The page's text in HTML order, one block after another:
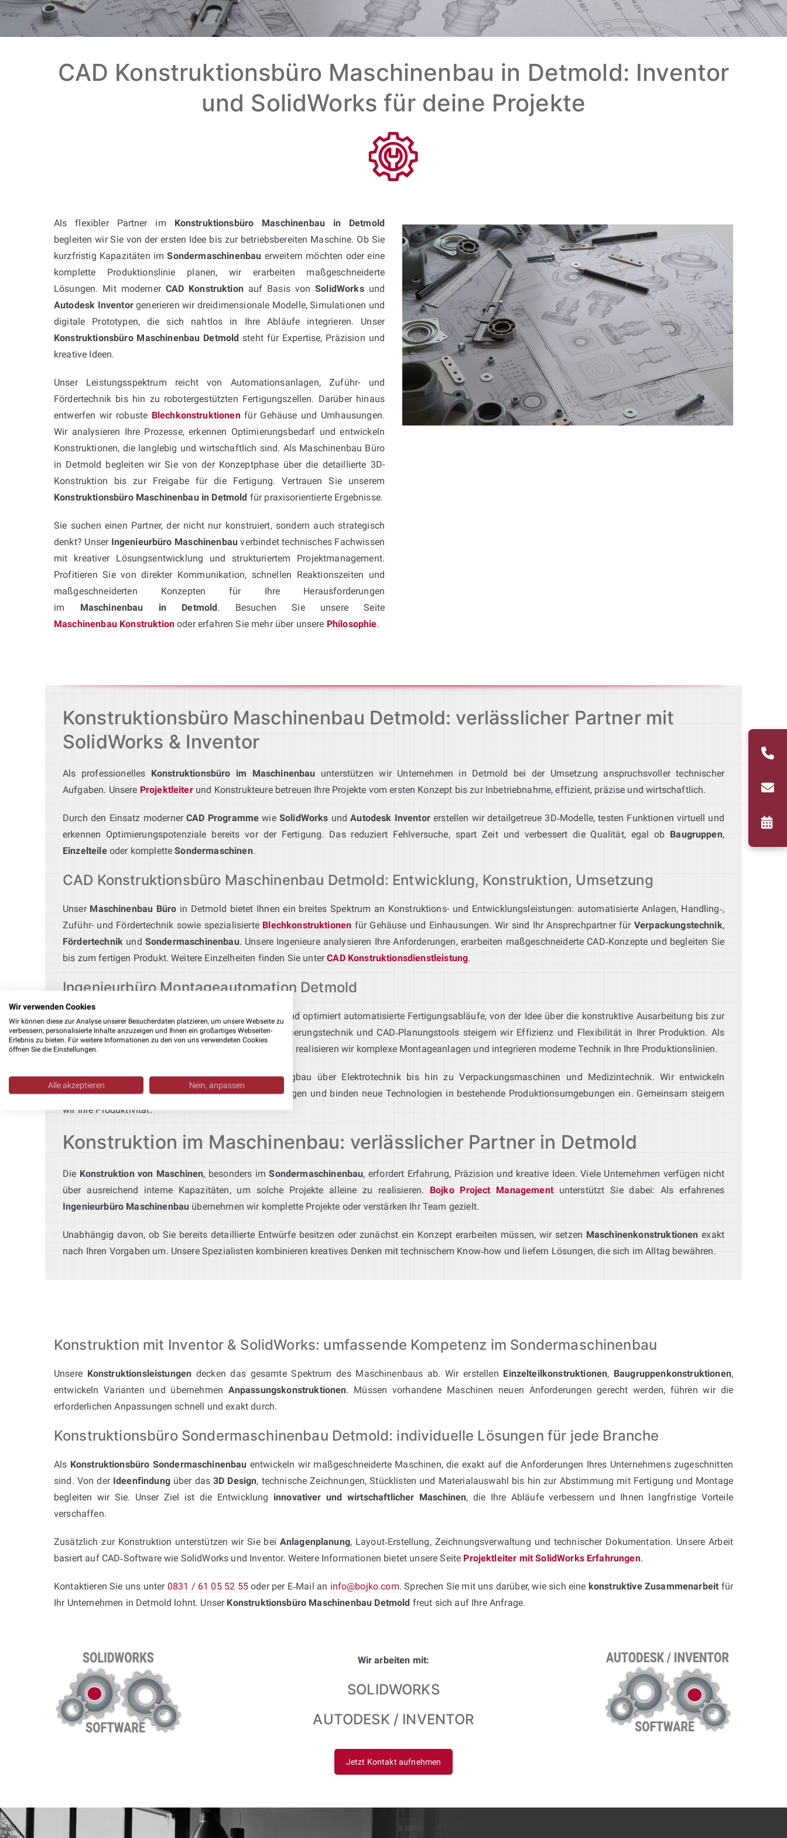
CAD Konstruktionsbüro Maschinenbau in Detmold: Inventor
und SolidWorks für deine Projekte
Als flexibler Partner im Konstruktionsbüro Maschinenbau in Detmold
begleiten wir Sie von der ersten Idee bis zur betriebsbereiten Maschine. Ob Sie
kurzfristig Kapazitäten imSondermaschinenbau erweitern möchten oder eine
komplette Produktionslinie planen, wir erarbeiten maßgeschneiderte
Lösungen. Mit moderner CAD Konstruktionauf Basis vonSolidWorksund
Autodesk Inventorgenerieren wir dreidimensionale Modelle, Simulationen und
digitale Prototypen, die sich nahtlos in Ihre Abläufe integrieren. Unser
Konstruktionsbüro Maschinenbau Detmold steht für Expertise, Präzision und
kreative Ideen.
Unser Leistungsspektrum reicht von Automationsanlagen, Zuführ- und
Fördertechnik bis hin zu robotergestützten Fertigungszellen. Darüber hinaus
entwerfen wir robuste Blechkonstruktionenfür Gehäuse und Umhausungen.
Wir analysieren Ihre Prozesse, erkennen Optimierungsbedarf und entwickeln
Konstruktionen, die langlebig und wirtschaftlich sind. Als Maschinenbau Büro
in Detmold begleiten wir Sie von der Konzeptphase über die detaillierte 3D-
Konstruktion bis zur Freigabe für die Fertigung. Vertrauen Sie unserem
Konstruktionsbüro Maschinenbau in Detmold für praxisorientierte Ergebnisse.
Sie suchen einen Partner, der nicht nur konstruiert, sondern auch strategisch
denkt? Unser Ingenieurbüro Maschinenbauverbindet technisches Fachwissen
mit kreativer Lösungsentwicklung und strukturiertem Projektmanagement.
Profitieren Sie von direkter Kommunikation, schnellen Reaktionszeiten und
maßgeschneiderten Konzepten für Ihre Herausforderungen
im Maschinenbau in Detmold. Besuchen Sie unsere Seite
Maschinenbau Konstruktion oder erfahren Sie mehr über unsere Philosophie.
Konstruktionsbüro Maschinenbau Detmold: verlässlicher Partner mit
SolidWorks & Inventor
Als professionelles Konstruktionsbüro im Maschinenbau unterstützen wir Unternehmen in Detmold bei der Umsetzung anspruchsvoller technischer
Aufgaben. Unsere Projektleiterund Konstrukteure betreuen Ihre Projekte vom ersten Konzept bis zur Inbetriebnahme, effizient, präzise und wirtschaftlich.
Durch den Einsatz modernerCAD Programme wie SolidWorks undAutodesk Inventorerstellen wir detailgetreue 3D‑Modelle, testen Funktionen virtuell und
erkennen Optimierungspotenziale bereits vor der Fertigung. Das reduziert Fehlversuche, spart Zeit und verbessert die Qualität, egal ob Baugruppen,
Einzelteileoder kompletteSondermaschinen.
CAD Konstruktionsbüro Maschinenbau Detmold: Entwicklung, Konstruktion, Umsetzung
Unser Maschinenbau Büro in Detmold bietet Ihnen ein breites Spektrum an Konstruktions- und Entwicklungsleistungen: automatisierte Anlagen, Handling‑,
Zuführ- und Fördertechnik sowie spezialisierte Blechkonstruktionen für Gehäuse und Einhausungen. Wir sind Ihr Ansprechpartner für Verpackungstechnik,
Fördertechnik und Sondermaschinenbau. Unsere Ingenieure analysieren Ihre Anforderungen, erarbeiten maßgeschneiderte CAD‑Konzepte und begleiten Sie
bis zum fertigen Produkt. Weitere Einzelheiten finden Sie unterCAD Konstruktionsdienstleistung.
Ingenieurbüro Montageautomation Detmold
Unser Ingenieurbüro für Montageautomation plant und optimiert automatisierte Fertigungsabläufe, von der Idee über die konstruktive Ausarbeitung bis zur
Integration in vorhandene Systeme. Mit Robotik, Steuerungstechnik und CAD‑Planungstools steigern wir Effizienz und Flexibilität in Ihrer Produktion. Als
erfahrenes
Konstruktionsbüro Maschinenbau Detmoldrealisieren wir komplexe Montageanlagen und integrieren moderne Technik in Ihre Produktionslinien.
Wir sind branchenübergreifend aktiv: vom Fahrzeugbau über Elektrotechnik bis hin zu Verpackungsmaschinen und Medizintechnik. Wir entwickeln
3D Konstruktionen, entwerfen Automatisierungslösungen und binden neue Technologien in bestehende Produktionsumgebungen ein. Gemeinsam steigern
wir Ihre Produktivität.
Konstruktion im Maschinenbau: verlässlicher Partner in Detmold
Die Konstruktion von Maschinen, besonders imSondermaschinenbau, erfordert Erfahrung, Präzision und kreative Ideen. Viele Unternehmen verfügen nicht
über ausreichend interne Kapazitäten, um solche Projekte alleine zu realisieren. Bojko Project Managementunterstützt Sie dabei: Als erfahrenes
Ingenieurbüro Maschinenbau übernehmen wir komplette Projekte oder verstärken Ihr Team gezielt.
Unabhängig davon, ob Sie bereits detaillierte Entwürfe besitzen oder zunächst ein Konzept erarbeiten müssen, wir setzen Maschinenkonstruktionen exakt
nach Ihren Vorgaben um. Unsere Spezialisten kombinieren kreatives Denken mit technischem Know‑how und liefern Lösungen, die sich im Alltag bewähren.
Konstruktion mit Inventor & SolidWorks: umfassende Kompetenz im Sondermaschinenbau
Unsere Konstruktionsleistungen decken das gesamte Spektrum des Maschinenbaus ab. Wir erstellen Einzelteilkonstruktionen, Baugruppenkonstruktionen,
entwickeln Varianten und übernehmen Anpassungskonstruktionen. Müssen vorhandene Maschinen neuen Anforderungen gerecht werden, führen wir die
erforderlichen Anpassungen schnell und exakt durch.
Konstruktionsbüro Sondermaschinenbau Detmold: individuelle Lösungen für jede Branche
Als Konstruktionsbüro Sondermaschinenbau entwickeln wir maßgeschneiderte Maschinen, die exakt auf die Anforderungen Ihres Unternehmens zugeschnitten
sind. Von der Ideenfindungüber das3D Design, technische Zeichnungen, Stücklisten und Materialauswahl bis hin zur Abstimmung mit Fertigung und Montage
begleiten wir Sie. Unser Ziel ist die Entwicklung innovativer und wirtschaftlicher Maschinen, die Ihre Abläufe verbessern und Ihnen langfristige Vorteile
verschaffen.
Zusätzlich zur Konstruktion unterstützen wir Sie bei Anlagenplanung, Layout‑Erstellung, Zeichnungsverwaltung und technischer Dokumentation. Unsere Arbeit
basiert auf CAD‑Software wie SolidWorks und Inventor. Weitere Informationen bietet unsere Seite Projektleiter mit SolidWorks Erfahrungen.
Kontaktieren Sie uns unter 0831 / 61 05 52 55oder per E‑Mail an info@bojko.com. Sprechen Sie mit uns darüber, wie sich eine konstruktive Zusammenarbeit für
Ihr Unternehmen in Detmold lohnt. Unser Konstruktionsbüro Maschinenbau Detmold freut sich auf Ihre Anfrage.
Wir arbeiten mit:
SOLIDWORKS
AUTODESK / INVENTOR
Jetzt Kontakt aufnehmen
Wir verwenden Cookies
Wir können diese zur Analyse unserer Besucherdaten platzieren, um unsere Webseite zu
verbessern, personalisierte Inhalte anzuzeigen und Ihnen ein großartiges Webseiten-
Erlebnis zu bieten. Für weitere Informationen zu den von uns verwendeten Cookies
öffnen Sie die Einstellungen.
Alle akzeptieren Nein, anpassen